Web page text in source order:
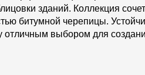
зданий. Коллекция
битумной черепицы.
отличным выбором для